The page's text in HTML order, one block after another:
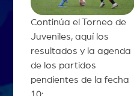
Continúa el Torneo de
Juveniles, aquí los
resultados y la agenda
de los partidos
pendientes de la fecha
10: